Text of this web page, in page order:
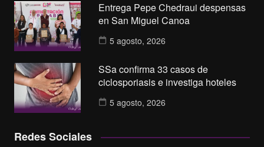
Entrega Pepe Chedraui despensas
en San Miguel Canoa
5 agosto, 2026
SSa confirma 33 casos de
ciclosporiasis e investiga hoteles
5 agosto, 2026
Redes Sociales